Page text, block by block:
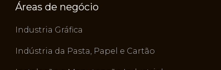
Áreas de negócio
Industria Gráfica
Indústria da Pasta, Papel e Cartão